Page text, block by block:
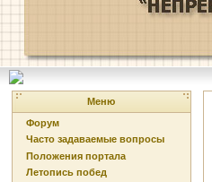
Меню
Форум
Часто задаваемые вопросы
Положения портала
Летопись побед